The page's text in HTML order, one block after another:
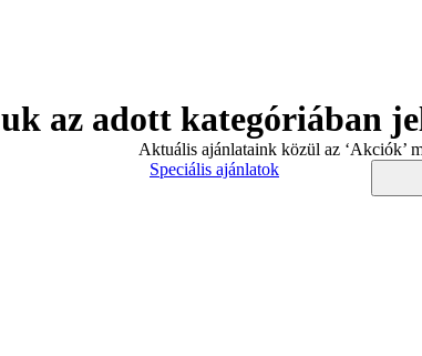
az adott kategóriában
Aktuális ajánlataink közül az ‘Akciók’
Speciális ajánlatok